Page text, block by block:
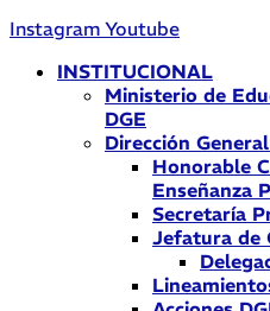
Instagram Youtube
INSTITUCIONAL
Ministerio de
DGE
Dirección
Honorable
Enseñanza
Secretaría
Jefatura de